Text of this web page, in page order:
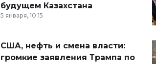
будущем Казахстана
5 января, 10:15
США, нефть и смена власти:
громкие заявления Трампа по